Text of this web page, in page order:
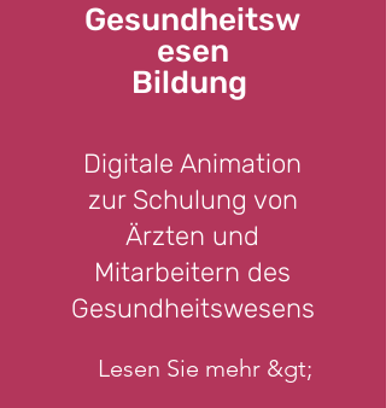
Gesundheitsw
esen
Bildung
Digitale Animation
zur Schulung von
Ärzten und
Mitarbeitern des
Gesundheitswesens
Lesen Sie mehr &gt;